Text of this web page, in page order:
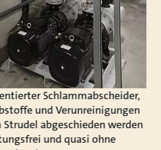
Schlammabscheider,
und Verunreinigungen
abgeschieden werden
und quasi ohne